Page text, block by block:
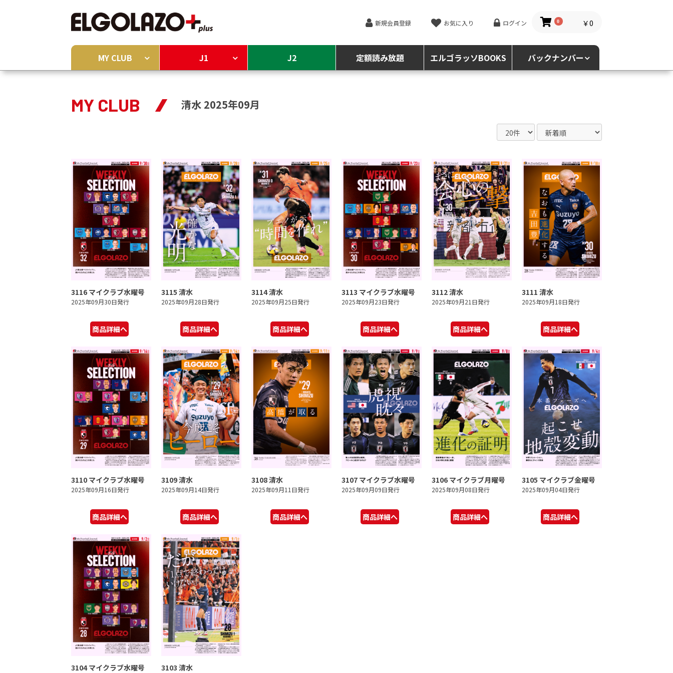
新規会員登録 お気に入り ログイン 0 ￥0
MY CLUB J1 J2 定額読み放題 エルゴラッソBOOKS バックナンバー
MY CLUB 清水 2025年09月
3116 マイクラブ水曜号
2025年09月30日発行
商品詳細へ
3115 清水
2025年09月28日発行
商品詳細へ
3114 清水
2025年09月25日発行
商品詳細へ
3113 マイクラブ水曜号
2025年09月23日発行
商品詳細へ
3112 清水
2025年09月21日発行
商品詳細へ
3111 清水
2025年09月18日発行
商品詳細へ
3110 マイクラブ水曜号
2025年09月16日発行
商品詳細へ
3109 清水
2025年09月14日発行
商品詳細へ
3108 清水
2025年09月11日発行
商品詳細へ
3107 マイクラブ水曜号
2025年09月09日発行
商品詳細へ
3106 マイクラブ月曜号
2025年09月08日発行
商品詳細へ
3105 マイクラブ金曜号
2025年09月04日発行
商品詳細へ
3104 マイクラブ水曜号 3103 清水